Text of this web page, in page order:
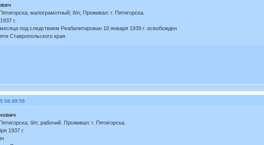
малограмотный; б/п; Проживал: г. Пятигорска.
г.
под следствием Реабилитирован 10 января 1939 г. освобожден
Ставропольского края
06:49:56
б/п; рабочий. Проживал: г. Пятигорска.
1937 г.